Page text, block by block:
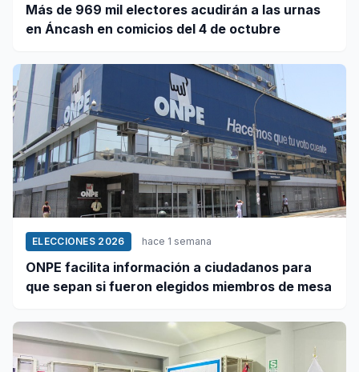
Más de 969 mil electores acudirán a las urnas
en Áncash en comicios del 4 de octubre
ELECCIONES 2026 hace 1 semana
ONPE facilita información a ciudadanos para
que sepan si fueron elegidos miembros de mesa